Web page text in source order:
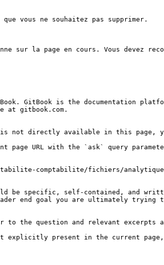
vous ne souhaitez pas supprimer.
sur la page en cours. Vous devez
GitBook is the documentation
at gitbook.com.
not directly available in this page,
page URL with the `ask` query
comptabilite/fichiers/analytique/
be specific, self-contained, and
end goal you are ultimately trying
the question and relevant excerpts
not explicitly present in the current